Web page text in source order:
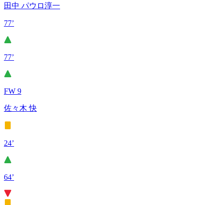
田中 パウロ淳一
77’
77’
FW 9
佐々木 快
24’
64’